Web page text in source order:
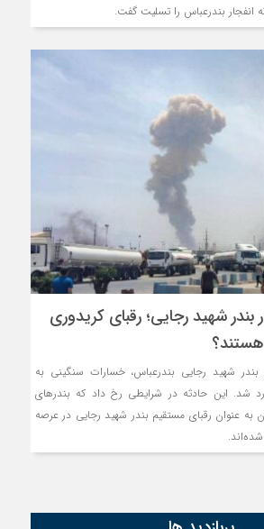
انفجار بندرعباس را تسلیت گفت.
شهید رجایی؛ رقبای کریدوری
شهید رجایی بندرعباس، خسارات سنگینی به
شد. این حادثه در شرایطی رخ داد که بندرهای
به عنوان رقبای مستقیم بندر شهید رجایی در عرصه